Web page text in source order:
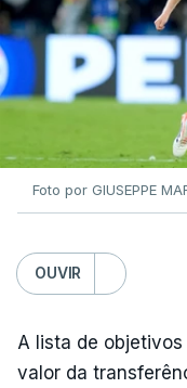
Foto por GIUSEPPE
OUVIR
A lista de
valor da